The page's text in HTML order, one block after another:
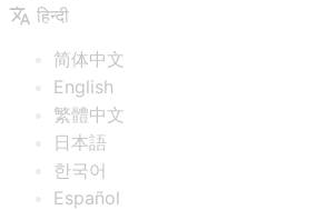
हिन्दी
简体中文
English
繁體中文
日本語
한국어
Español